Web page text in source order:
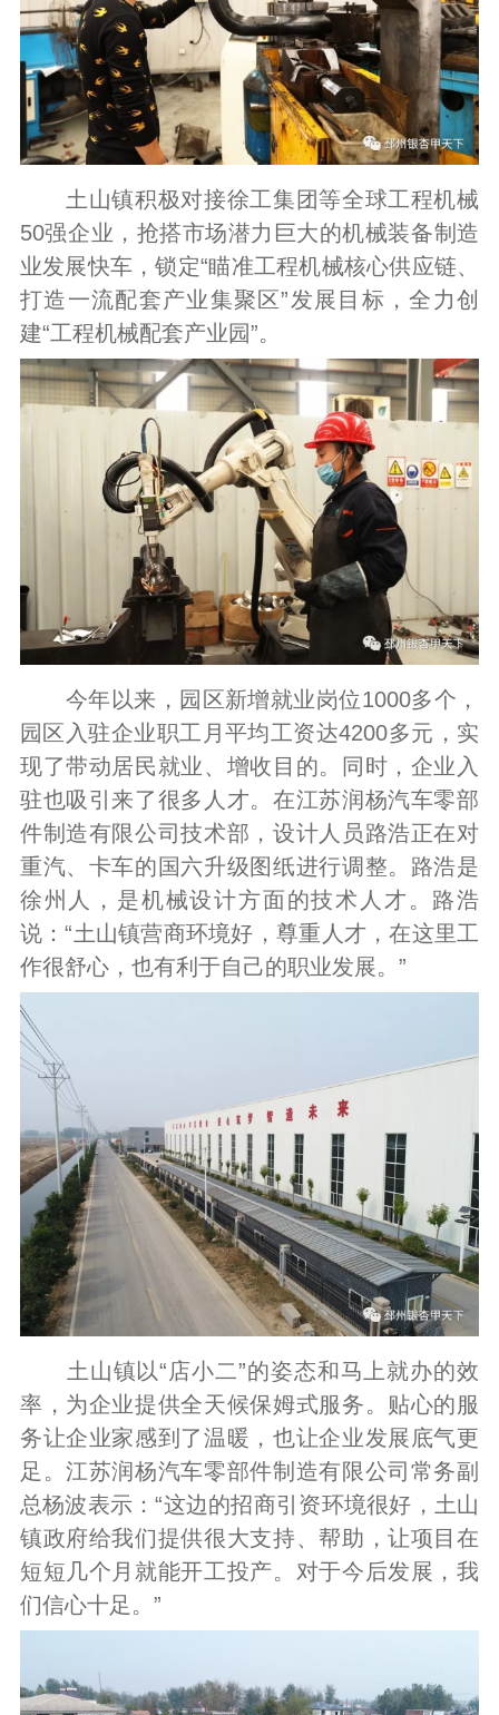
土山镇积极对接徐工集团等全球工程机械
50强企业，抢搭市场潜力巨大的机械装备制造
业发展快车，锁定“瞄准工程机械核心供应链、
打造一流配套产业集聚区”发展目标，全力创
建“工程机械配套产业园”。
今年以来，园区新增就业岗位1000多个，
园区入驻企业职工月平均工资达4200多元，实
现了带动居民就业、增收目的。同时，企业入
驻也吸引来了很多人才。在江苏润杨汽车零部
件制造有限公司技术部，设计人员路浩正在对
重汽、卡车的国六升级图纸进行调整。路浩是
徐州人，是机械设计方面的技术人才。路浩
说：“土山镇营商环境好，尊重人才，在这里工
作很舒心，也有利于自己的职业发展。”
土山镇以“店小二”的姿态和马上就办的效
率，为企业提供全天候保姆式服务。贴心的服
务让企业家感到了温暖，也让企业发展底气更
足。江苏润杨汽车零部件制造有限公司常务副
总杨波表示：“这边的招商引资环境很好，土山
镇政府给我们提供很大支持、帮助，让项目在
短短几个月就能开工投产。对于今后发展，我
们信心十足。”